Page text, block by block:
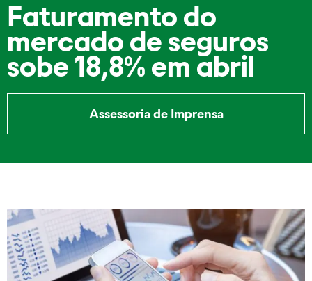
Faturamento do
mercado de seguros
sobe 18,8% em abril
Assessoria de Imprensa